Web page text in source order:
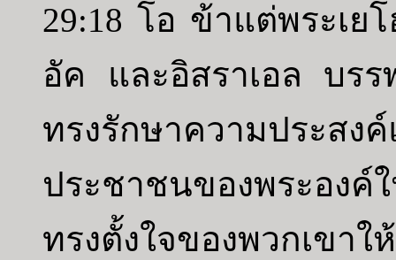
29:18 โอ ข้าแต่พระเย
อัค และอิสราเอล บร
ทรงรักษาความประสง
ประชาชนของพระอง
ทรงตั้งใจของพวกเขาใ